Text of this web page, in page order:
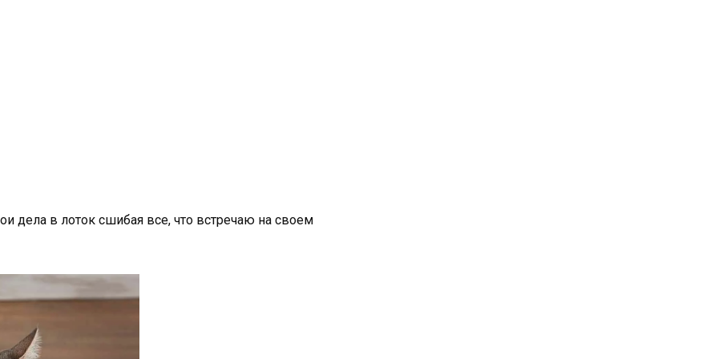
дела в лоток сшибая все, что встречаю на своем